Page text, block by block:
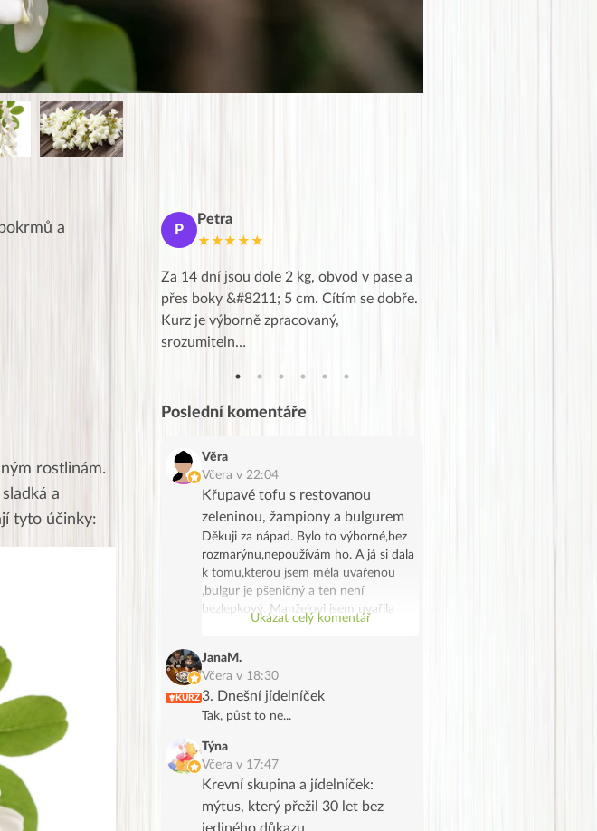
a
rostlinám.
a
tyto účinky:
P
Petra
★★★★★
Za 14 dní jsou dole 2 kg, obvod v pase a
přes boky &#8211; 5 cm. Cítím se dobře.
Kurz je výborně zpracovaný,
srozumiteln…
Poslední komentáře
Věra
Včera v 22:04
Křupavé tofu s restovanou
zeleninou, žampiony a bulgurem
Děkuji za nápad. Bylo to výborné,bez
rozmarýnu,nepoužívám ho. A já si dala
k tomu,kterou jsem měla uvařenou
,bulgur je pšeničný a ten není
bezlepkový. Manželovi jsem uvařila
bramborové noky .Bylo to chutné a
spotřebovat žampiony a tak se stalo.
Děkuji, manžel na tofu říkal že vypadá
jak škvarky,měla jsem marinované a
ochutila jsem ho trochu Tamaris.
Ukázat celý komentář
KURZ
JanaM.
Včera v 18:30
3. Dnešní jídelníček
Tak, půst to ne...
Týna
Včera v 17:47
Krevní skupina a jídelníček:
mýtus, který přežil 30 let bez